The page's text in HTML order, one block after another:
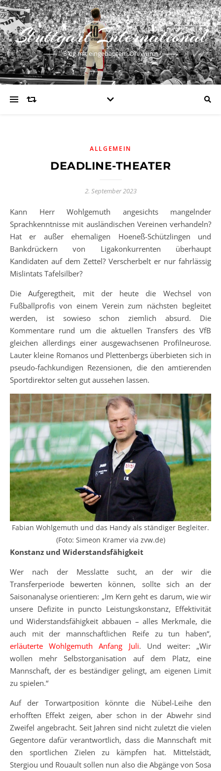
Stuttgart International
Blog mit eingebautem Ohrwurm
ALLGEMEIN
DEADLINE-THEATER
2. September 2023
Kann Herr Wohlgemuth angesichts mangelnder
Sprachkenntnisse mit ausländischen Vereinen verhandeln?
Hat er außer ehemaligen Hoeneß-Schützlingen und
Bankdrückern von Ligakonkurrenten überhaupt
Kandidaten auf dem Zettel? Verscherbelt er nur fahrlässig
Mislintats Tafelsilber?
Die Aufgeregtheit, mit der heute die Wechsel von
Fußballprofis von einem Verein zum nächsten begleitet
werden, ist sowieso schon ziemlich absurd. Die
Kommentare rund um die aktuellen Transfers des VfB
gleichen allerdings einer ausgewachsenen Profilneurose.
Lauter kleine Romanos und Plettenbergs überbieten sich in
pseudo-fachkundigen Rezensionen, die den amtierenden
Sportdirektor selten gut aussehen lassen.
Fabian Wohlgemuth und das Handy als ständiger Begleiter.
(Foto: Simeon Kramer via zvw.de)
Konstanz und Widerstandsfähigkeit
Wer nach der Messlatte sucht, an der wir die
Transferperiode bewerten können, sollte sich an der
Saisonanalyse orientieren: „Im Kern geht es darum, wie wir
unsere Defizite in puncto Leistungskonstanz, Effektivität
und Widerstandsfähigkeit abbauen – alles Merkmale, die
auch mit der mannschaftlichen Reife zu tun haben“,
erläuterte Wohlgemuth Anfang Juli. Und weiter: „Wir
wollen mehr Selbstorganisation auf dem Platz, eine
Mannschaft, der es beständiger gelingt, am eigenen Limit
zu spielen.“
Auf der Torwartposition könnte die Nübel-Leihe den
erhofften Effekt zeigen, aber schon in der Abwehr sind
Zweifel angebracht. Seit Jahren sind nicht zuletzt die vielen
Gegentore dafür verantwortlich, dass die Mannschaft mit
den sportlichen Zielen zu kämpfen hat. Mittelstädt,
Stergiou und Rouault sollen nun also die Abgänge von Sosa